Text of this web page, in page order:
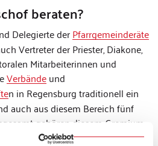
beraten?
Delegierte derPfarrgemeinderäte
Vertreter der Priester, Diakone,
Mitarbeiterinnen und
Verbändeund
n in Regensburg traditionell ein
auch aus diesem Bereich fünf
gehören diesem Gremium